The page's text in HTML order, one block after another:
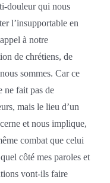
douleur qui nous
l’insupportable en
à notre
de chrétiens, de
sommes. Car ce
ne fait pas de
mais le lieu d’un
et nous implique,
combat que celui
côté mes paroles et
vont-ils faire